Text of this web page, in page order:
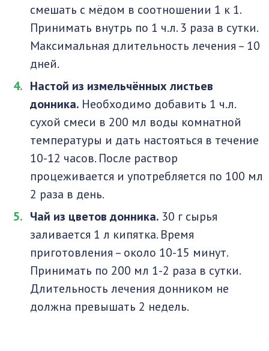
смешать с мёдом в соотношении 1 к 1.
Принимать внутрь по 1 ч.л. 3 раза в сутки.
Максимальная длительность лечения – 10
дней.
Настой из измельчённых листьев
донника. Необходимо добавить 1 ч.л.
сухой смеси в 200 мл воды комнатной
температуры и дать настояться в течение
10-12 часов. После раствор
процеживается и употребляется по 100 мл
2 раза в день.
Чай из цветов донника. 30 г сырья
заливается 1 л кипятка. Время
приготовления – около 10-15 минут.
Принимать по 200 мл 1-2 раза в сутки.
Длительность лечения донником не
должна превышать 2 недель.